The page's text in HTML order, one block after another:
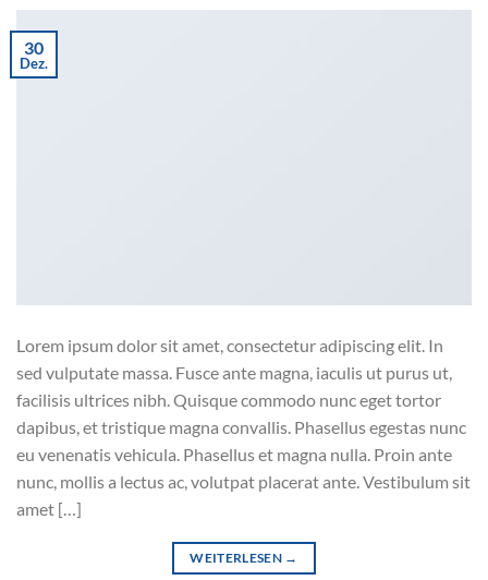
30
Dez.
Lorem ipsum dolor sit amet, consectetur adipiscing elit. In
sed vulputate massa. Fusce ante magna, iaculis ut purus ut,
facilisis ultrices nibh. Quisque commodo nunc eget tortor
dapibus, et tristique magna convallis. Phasellus egestas nunc
eu venenatis vehicula. Phasellus et magna nulla. Proin ante
nunc, mollis a lectus ac, volutpat placerat ante. Vestibulum sit
amet […]
WEITERLESEN →